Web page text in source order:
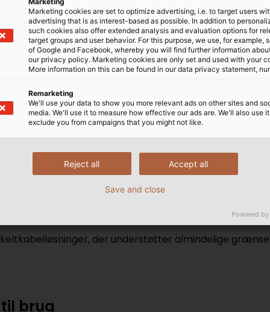
dette kabels kappe designet med materialer, der
sig til brug på tværs af nationale og internationale
i drevteknologisektoren leverer vi dine motor-,
de mest krævende anvendelser.
transmissionsegenskaber.
der understøtter almindelige
brug
Marketing cookies are set to optimize advertising, i.e. to target users
advertising that is as interest-based as possible. In addition to
such cookies also offer extended analysis and evaluation options for
target groups and user behavior. For this purpose, we use, for example,
of Google and Facebook, whereby you will find further information
our privacy policy. Marketing cookies are only set and used with your
More information on this can be found in our data privacy statement,
Remarketing
We'll use your data to show you more relevant ads on other sites and
media. We'll use it to measure how effective our ads are. We'll also use
exclude you from campaigns that you might not like.
Accept all
Reject all
Save and close
Powered by